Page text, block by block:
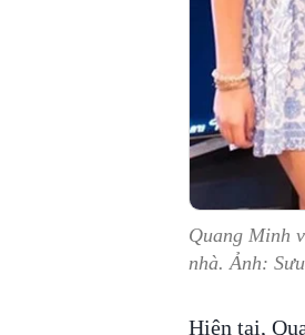
Quang Minh
nhà. Ảnh:
Hiện tại,